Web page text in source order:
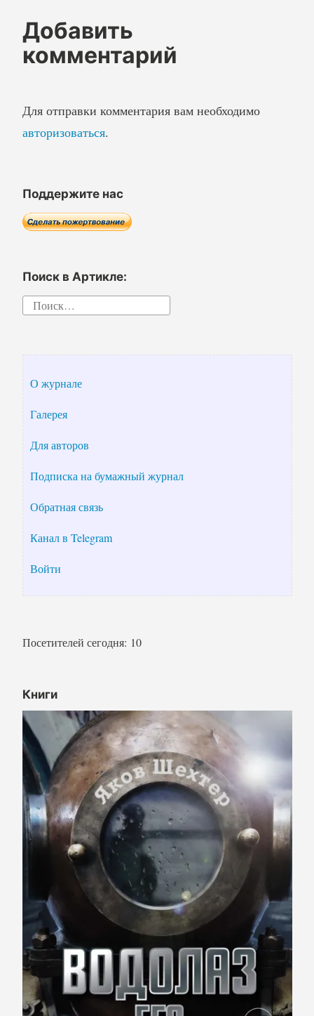
Добавить
комментарий
Для отправки комментария вам необходимо
авторизоваться.
Поддержите нас
Поиск в Артикле:
Найти:
О журнале
Галерея
Для авторов
Подписка на бумажный журнал
Обратная связь
Канал в Telegram
Войти
Посетителей сегодня: 10
Книги